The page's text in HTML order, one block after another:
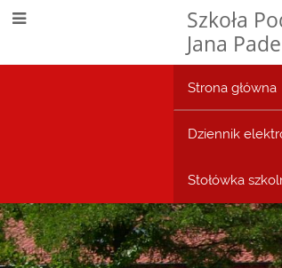
Szkoła
Jana
Strona główna
Dziennik
Stołówka
Strona
główna